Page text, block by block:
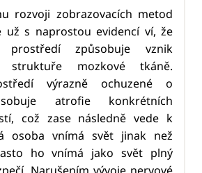
rozvoji zobrazovacích metod
už s naprostou evidencí ví, že
prostředí způsobuje vznik
struktuře mozkové tkáně.
výrazně ochuzené o
atrofie konkrétních
což zase následně vede k
osoba vnímá svět jinak než
ho vnímá jako svět plný